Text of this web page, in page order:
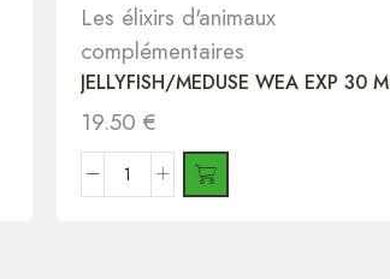
Les élixirs d'animaux
complémentaires
JELLYFISH/MEDUSE WEA EXP 30
19.50 €